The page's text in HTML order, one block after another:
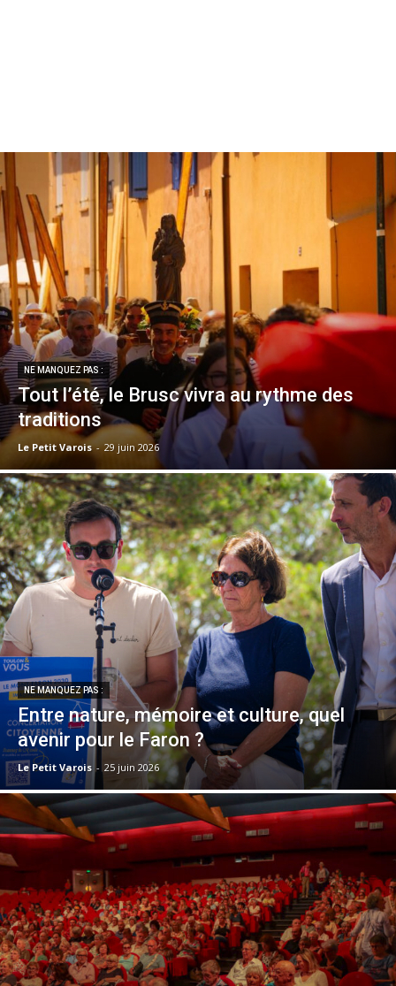
NE MANQUEZ PAS :
Tout l’été, le Brusc vivra au rythme des
traditions
Le Petit Varois - 29 juin 2026
NE MANQUEZ PAS :
Entre nature, mémoire et culture, quel
avenir pour le Faron ?
Le Petit Varois - 25 juin 2026